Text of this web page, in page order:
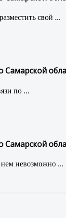
свой ...
Самарской
по ...
Самарской
невозможно ...